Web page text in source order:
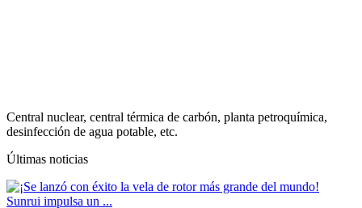
Central nuclear, central térmica de carbón, planta petroquímica,
desinfección de agua potable, etc.
Últimas noticias